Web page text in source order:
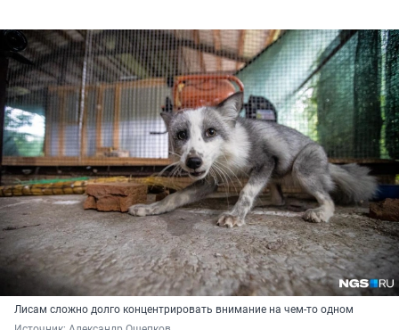
Лисам сложно долго концентрировать внимание на чем-то одном